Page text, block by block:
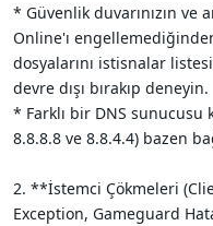
* Güvenlik duvarınızın ve
Online'ı
dosyalarını istisnalar
devre dışı bırakıp deneyin.
* Farklı bir DNS sunucusu
8.8.8.8 ve 8.8.4.4) bazen
2. **İstemci Çökmeleri
Exception, Gameguard